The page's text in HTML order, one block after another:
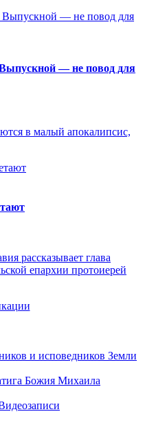
— не повод для
в малый апокалипсис,
рассказывает глава
епархии протоиерей